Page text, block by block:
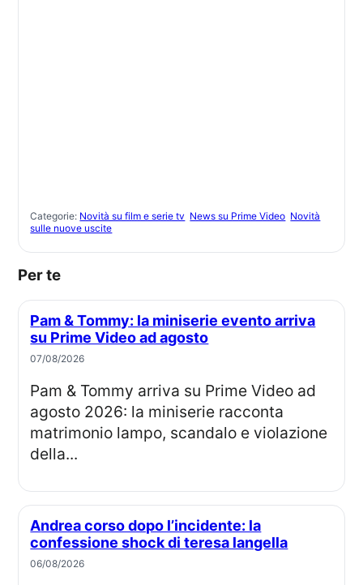
Categorie: Novità su film e serie tv News su Prime Video Novità
sulle nuove uscite
Per te
Pam & Tommy: la miniserie evento arriva
su Prime Video ad agosto
07/08/2026
Pam & Tommy arriva su Prime Video ad
agosto 2026: la miniserie racconta
matrimonio lampo, scandalo e violazione
della...
Andrea corso dopo l’incidente: la
confessione shock di teresa langella
06/08/2026